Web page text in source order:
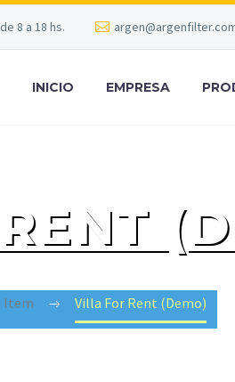
8 a 18 hs.
INICIO EMPRESA
Item Villa For Rent (Demo)